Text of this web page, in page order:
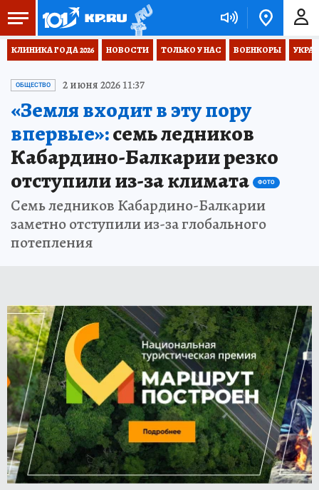
КЛИНИКА ГОДА 2026 НОВОСТИ ТОЛЬКО У НАС ВОЕНКОРЫ
ОБЩЕСТВО 2 июня 2026 11:37
«Земля входит в эту пору
впервые»:семь ледников
Кабардино-Балкарии резко
отступили из-за климата
ФОТО
Семь ледников Кабардино-Балкарии
заметно отступили из-за глобального
потепления